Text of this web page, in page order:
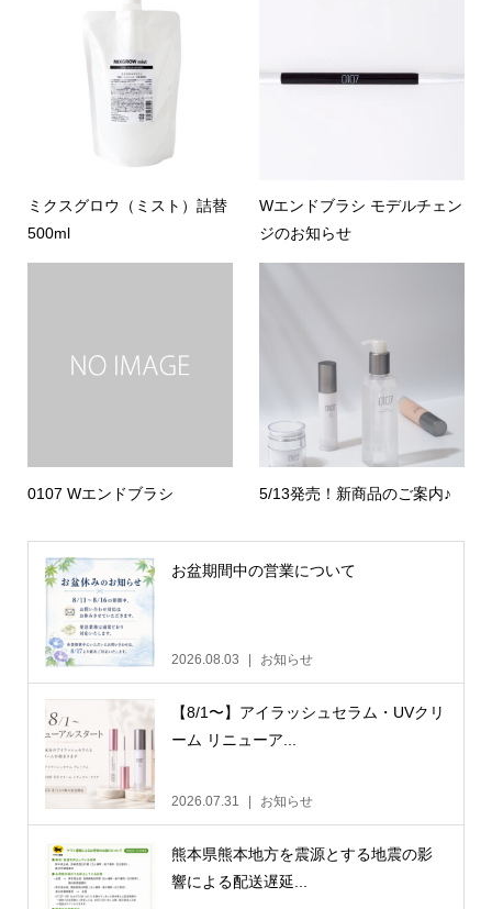
ミクスグロウ（ミスト）詰替
500ml
Wエンドブラシ モデルチェン
ジのお知らせ
0107 Wエンドブラシ 5/13発売！新商品のご案内♪
お盆期間中の営業について
2026.08.03 お知らせ
【8/1〜】アイラッシュセラム・UVクリ
ーム リニューア...
2026.07.31 お知らせ
熊本県熊本地方を震源とする地震の影
響による配送遅延...